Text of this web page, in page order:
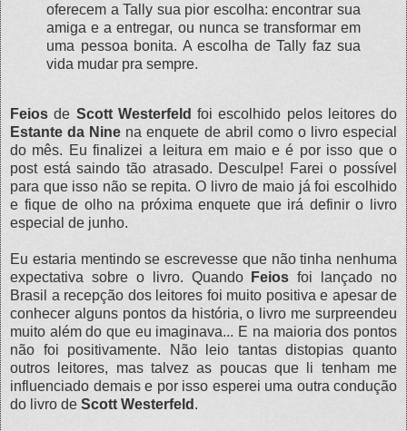
oferecem a Tally sua pior escolha: encontrar sua
amiga e a entregar, ou nunca se transformar em
uma pessoa bonita. A escolha de Tally faz sua
vida mudar pra sempre.
Feios de Scott Westerfeld foi escolhido pelos leitores do
Estante da Nine na enquete de abril como o livro especial
do mês. Eu finalizei a leitura em maio e é por isso que o
post está saindo tão atrasado. Desculpe! Farei o possível
para que isso não se repita. O livro de maio já foi escolhido
e fique de olho na próxima enquete que irá definir o livro
especial de junho.
Eu estaria mentindo se escrevesse que não tinha nenhuma
expectativa sobre o livro. Quando
Feios foi lançado no
Brasil a recepção dos leitores foi muito positiva e apesar de
conhecer alguns pontos da história, o livro me surpreendeu
muito além do que eu imaginava... E na maioria dos pontos
não foi positivamente. Não leio tantas distopias quanto
outros leitores, mas talvez as poucas que li tenham me
influenciado demais e por isso esperei uma outra condução
do livro de Scott Westerfeld .